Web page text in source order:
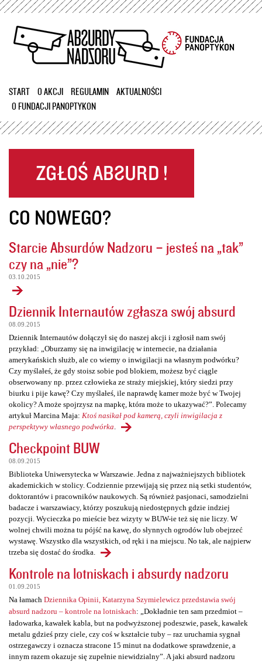
Przejdź
treści
START O AKCJI REGULAMIN
AKTUALNOŚCI
O FUNDACJI PANOPTYKON
CO NOWEGO?
Starcie Absurdów Nadzoru – jesteś na „tak”
czy na „nie”?
03.10.2015
Dziennik Internautów zgłasza swój absurd
08.09.2015
Dziennik Internautów dołączył się do naszej akcji i zgłosił nam swój
przykład: „Oburzamy się na inwigilację w internecie, na działania
amerykańskich służb, ale co wiemy o inwigilacji na własnym podwórku?
Czy myślałeś, że gdy stoisz sobie pod blokiem, możesz być ciągle
obserwowany np. przez człowieka ze straży miejskiej, który siedzi przy
biurku i pije kawę? Czy myślałeś, ile naprawdę kamer może być w Twojej
okolicy? A może spojrzysz na mapkę, która może to ukazywać?”. Polecamy
artykuł Marcina Maja: Ktoś nasikał pod kamerą, czyli inwigilacja z
perspektywy własnego podwórka
Checkpoint BUW
08.09.2015
Biblioteka Uniwersytecka w Warszawie. Jedna z najważniejszych bibliotek
akademickich w stolicy. Codziennie przewijają się przez nią setki studentów,
doktorantów i pracowników naukowych. Są również pasjonaci, samodzielni
badacze i warszawiacy, którzy poszukują niedostępnych gdzie indziej
pozycji. Wycieczka po mieście bez wizyty w BUW-ie też się nie liczy. W
wolnej chwili można tu pójść na kawę, do słynnych ogrodów lub obejrzeć
wystawę. Wszystko dla wszystkich, od ręki i na miejscu. No tak, ale najpierw
trzeba się dostać do środka.
Kontrole na lotniskach i absurdy nadzoru
01.09.2015
Na łamach Dziennika Opinii, Katarzyna Szymielewicz przedstawia swój
absurd nadzoru – kontrole na lotniskach: „Dokładnie ten sam przedmiot –
ładowarka, kawałek kabla, but na podwyższonej podeszwie, pasek, kawałek
metalu gdzieś przy ciele, czy coś w kształcie tuby – raz uruchamia sygnał
ostrzegawczy i oznacza stracone 15 minut na dodatkowe sprawdzenie, a
innym razem okazuje się zupełnie niewidzialny”. A jaki absurd nadzoru